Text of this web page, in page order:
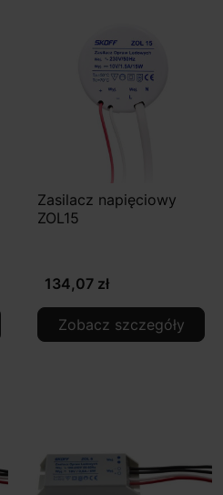
Zasilacz napięciowy
ZOL15
134,07 zł
Zobacz szczegóły